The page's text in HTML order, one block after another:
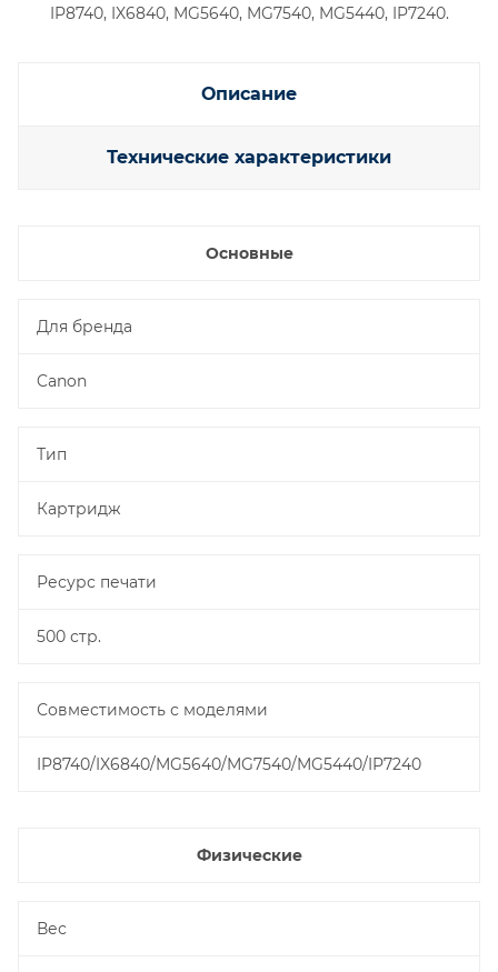
IP8740, IX6840, MG5640, MG7540, MG5440, IP7240.
Описание
Технические характеристики
Основные
Для бренда
Canon
Тип
Картридж
Ресурс печати
500 стр.
Совместимость с моделями
IP8740/IX6840/MG5640/MG7540/MG5440/IP7240
Физические
Вес